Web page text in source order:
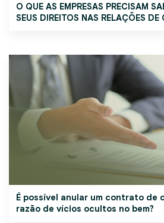
O QUE AS EMPRESAS PRECISAM
SEUS DIREITOS NAS RELAÇÕES DE
É possível anular um contrato de
razão de vícios ocultos no bem?